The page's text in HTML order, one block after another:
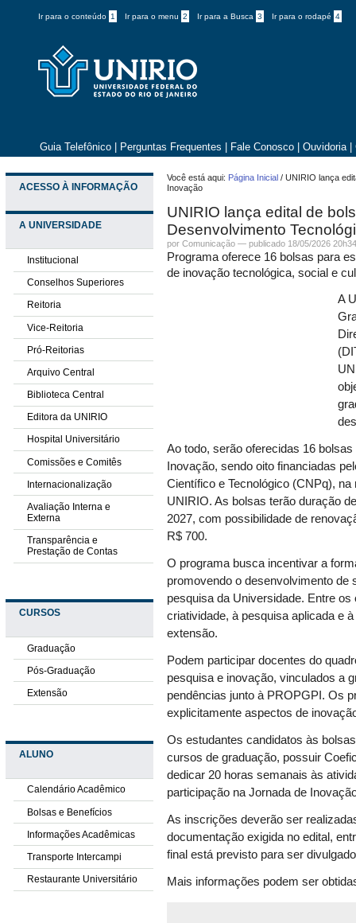
Ir para o conteúdo 1 Ir para o menu 2 Ir para a Busca 3 Ir para o rodapé 4
Guia Telefônico Perguntas Frequentes Fale Conosco Ouvidoria
ACESSO À INFORMAÇÃO
A UNIVERSIDADE
Institucional
Conselhos Superiores
Reitoria
Vice-Reitoria
Pró-Reitorias
Arquivo Central
Biblioteca Central
Editora da UNIRIO
Hospital Universitário
Comissões e Comitês
Internacionalização
Avaliação Interna e
Externa
Transparência e
Prestação de Contas
CURSOS
Graduação
Pós-Graduação
Extensão
ALUNO
Calendário Acadêmico
Bolsas e Benefícios
Informações Acadêmicas
Transporte Intercampi
Restaurante Universitário
Você está aqui: Página Inicial /UNIRIO lança
Inovação
UNIRIO lança edital de
Desenvolvimento
porComunicação —publicado 18/05/2026
Programa oferece 16 bolsas para
de inovação tecnológica, social e
A
Ao todo, serão oferecidas 16
Inovação, sendo oito financiadas
Científico e Tecnológico (CNPq),
UNIRIO. As bolsas terão duração
2027, com possibilidade de
R$ 700.
O programa busca incentivar a
promovendo o desenvolvimento de
pesquisa da Universidade. Entre
criatividade, à pesquisa aplicada e
extensão.
Podem participar docentes do
pesquisa e inovação, vinculados a
pendências junto à PROPGPI. Os
explicitamente aspectos de
Os estudantes candidatos às
cursos de graduação, possuir
dedicar 20 horas semanais às
participação na Jornada de
As inscrições deverão ser
documentação exigida no edital,
final está previsto para ser
Mais informações podem ser